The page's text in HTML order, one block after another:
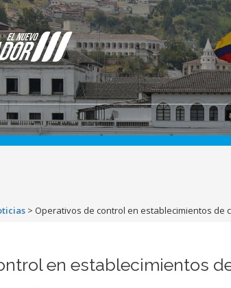
> Operativos de control en establecimientos de
en establecimientos